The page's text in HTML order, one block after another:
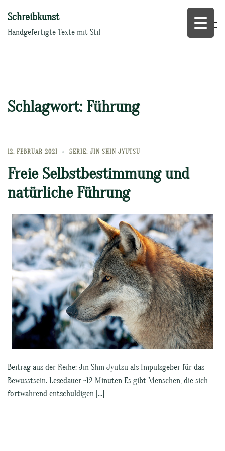
Inhalt
springen
Schreibkunst
Handgefertigte Texte mit Stil
Schlagwort: Führung
12. FEBRUAR 2021 SERIE: JIN SHIN JYUTSU
Freie Selbstbestimmung und
natürliche Führung
Beitrag aus der Reihe: Jin Shin Jyutsu als Impulsgeber für das
Bewusstsein. Lesedauer ~12 Minuten Es gibt Menschen, die sich
fortwährend entschuldigen […]